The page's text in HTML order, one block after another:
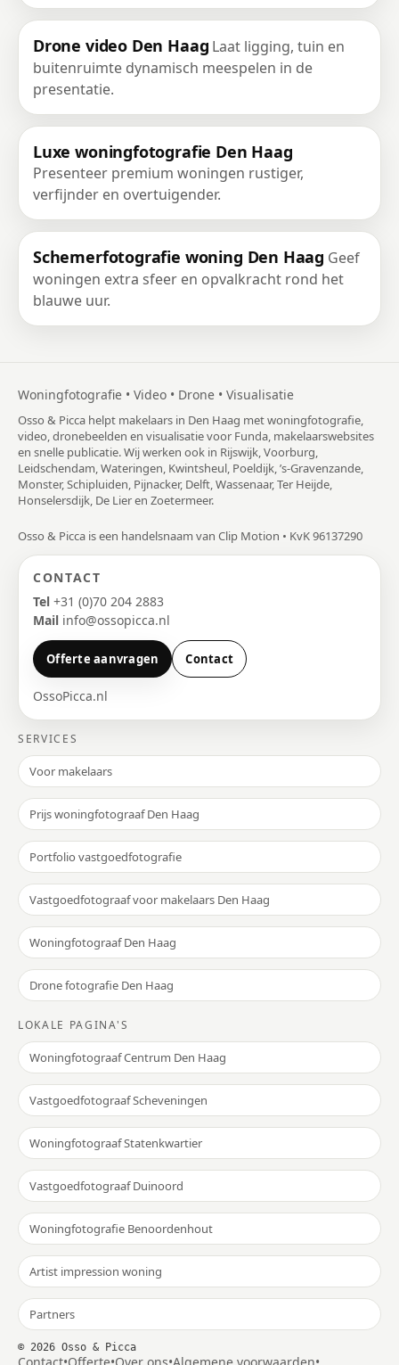
Drone video Den Haag Laat ligging, tuin en
buitenruimte dynamisch meespelen in de
presentatie.
Luxe woningfotografie Den Haag
Presenteer premium woningen rustiger,
verfijnder en overtuigender.
Schemerfotografie woning Den Haag Geef
woningen extra sfeer en opvalkracht rond het
blauwe uur.
Woningfotografie • Video • Drone • Visualisatie
Osso & Picca helpt makelaars in Den Haag met woningfotografie,
video, dronebeelden en visualisatie voor Funda, makelaarswebsites
en snelle publicatie. Wij werken ook in Rijswijk, Voorburg,
Leidschendam, Wateringen, Kwintsheul, Poeldijk, ’s-Gravenzande,
Monster, Schipluiden, Pijnacker, Delft, Wassenaar, Ter Heijde,
Honselersdijk, De Lier en Zoetermeer.
Osso & Picca is een handelsnaam van Clip Motion • KvK 96137290
CONTACT
Tel +31 (0)70 204 2883
Mail info@ossopicca.nl
Offerte aanvragen Contact
OssoPicca.nl
SERVICES
Voor makelaars
Prijs woningfotograaf Den Haag
Portfolio vastgoedfotografie
Vastgoedfotograaf voor makelaars Den Haag
Woningfotograaf Den Haag
Drone fotografie Den Haag
LOKALE PAGINA'S
Woningfotograaf Centrum Den Haag
Vastgoedfotograaf Scheveningen
Woningfotograaf Statenkwartier
Vastgoedfotograaf Duinoord
Woningfotografie Benoordenhout
Artist impression woning
Partners
© 2026 Osso & Picca